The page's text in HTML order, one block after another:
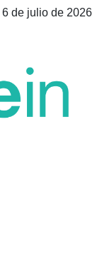
6 de julio de 2026